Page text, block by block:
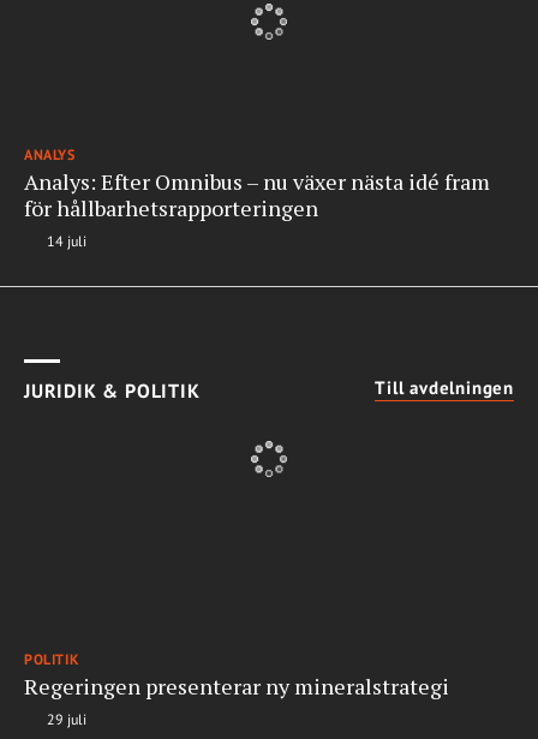
ANALYS
Analys: Efter Omnibus – nu växer nästa idé fram
för hållbarhetsrapporteringen
14 juli
JURIDIK & POLITIK Till avdelningen
POLITIK
Regeringen presenterar ny mineralstrategi
29 juli